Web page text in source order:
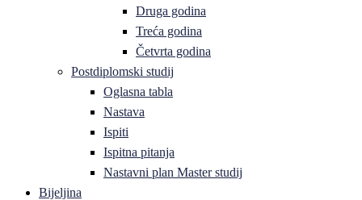
Druga godina
Treća godina
Četvrta godina
Postdiplomski studij
Oglasna tabla
Nastava
Ispiti
Ispitna pitanja
Nastavni plan Master studij
Bijeljina